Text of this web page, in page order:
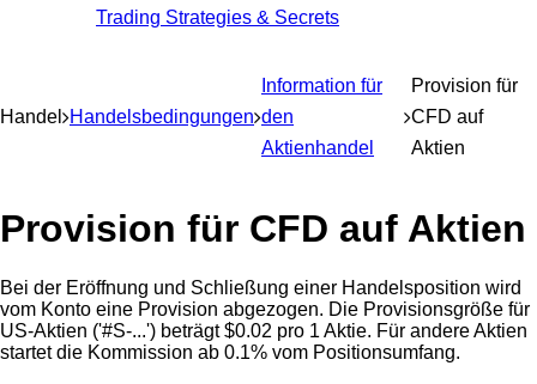
Trading Strategies & Secrets
Handel Handelsbedingungen
Information für
den
Aktienhandel
Provision für
CFD auf
Aktien
Provision für CFD auf Aktien
Bei der Eröffnung und Schließung einer Handelsposition wird
vom Konto eine Provision abgezogen. Die Provisionsgröße für
US-Aktien ('#S-...') beträgt $0.02 pro 1 Aktie. Für andere Aktien
startet die Kommission ab 0.1% vom Positionsumfang.